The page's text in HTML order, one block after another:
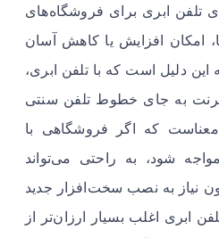
تلفن ابری برای فروشگاه‌های
امکان افزایش یا کاهش آسان
دلیل است که با تلفن ابری،
به جای خطوط تلفن سنتی
که اگر فروشگاهی با
شود، به راحتی می‌تواند
نیاز به نصب سخت‌افزار جدید
ابری اغلب بسیار ارزان‌تر از